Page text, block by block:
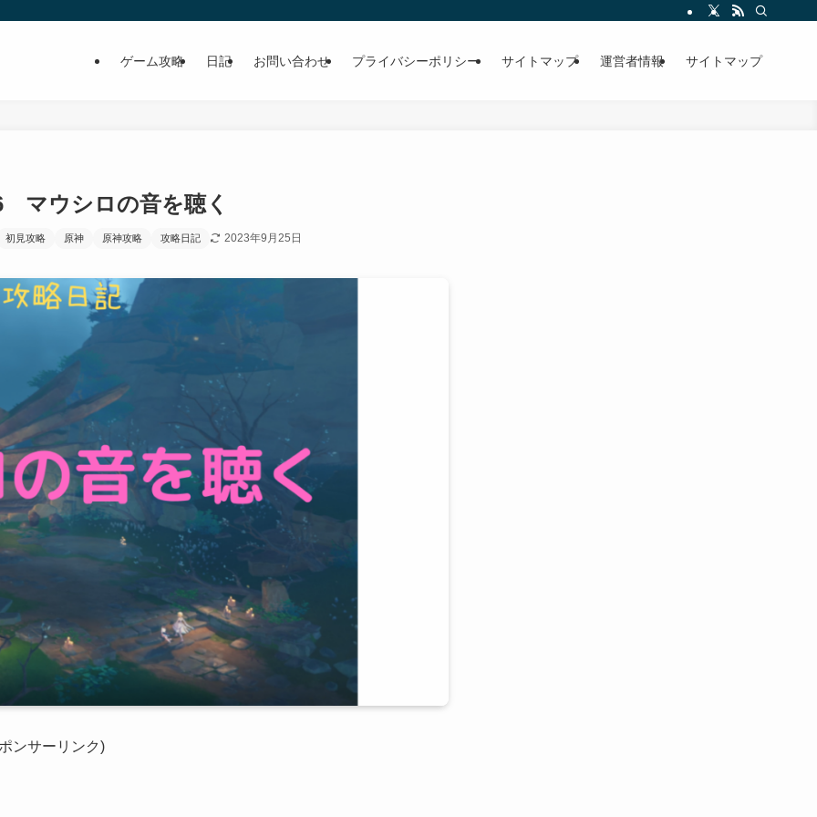
ゲーム攻略 日記 お問い合わせ プライバシーポリシー サイトマップ 運営者情報 サイトマップ
マウシロの音を聴く
初見攻略 原神 原神攻略 攻略日記 2023年9月25日
ンサーリンク)